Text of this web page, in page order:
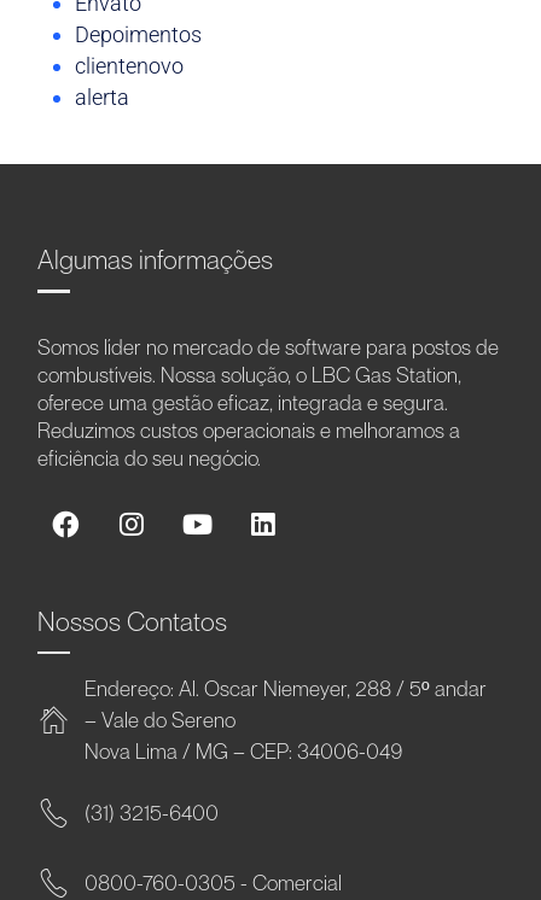
Depoimentos
clientenovo
alerta
Algumas informações
Somos líder no mercado de software para postos de
combustíveis. Nossa solução, o LBC Gas Station,
oferece uma gestão eficaz, integrada e segura.
Reduzimos custos operacionais e melhoramos a
eficiência do seu negócio.
Nossos Contatos
Endereço: Al. Oscar Niemeyer, 288 / 5º andar
– Vale do Sereno
Nova Lima / MG – CEP: 34006-049
(31) 3215-6400
0800-760-0305 - Comercial